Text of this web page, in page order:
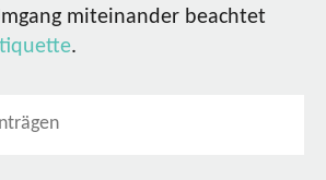
miteinander beachtet
.